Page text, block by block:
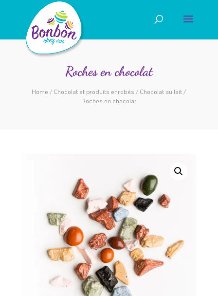
Roches en chocolat
Home / Chocolat et produits enrobés / Chocolat au lait /
Roches en chocolat